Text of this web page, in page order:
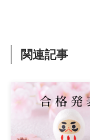
関連記事